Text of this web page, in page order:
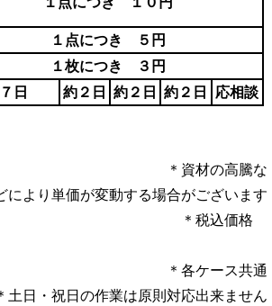
１点につき ５円
１枚につき ３円
日 約２日 約２日 約２日 応相談
＊資材の高騰な
により単価が変動する場合がございます
＊税込価格
各ケース共通
土日・祝日の作業は原則対応出来ません